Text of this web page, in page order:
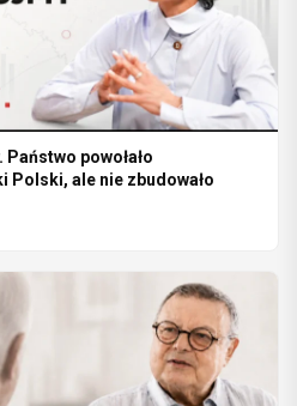
powołało
Polski, ale nie zbudowało